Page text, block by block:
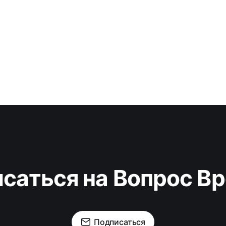
на Вопрос
Подписаться